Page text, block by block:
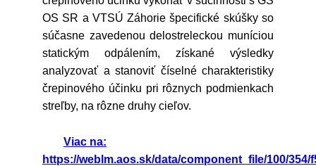
OS SR a VTSÚ Záhorie špecifické skúšky so
súčasne zavedenou delostreleckou muníciou
statickým odpálením, získané výsledky
analyzovať a stanoviť číselné charakteristiky
črepinového účinku pri rôznych podmienkach
streľby, na rôzne druhy cieľov.
Viac na:
https://weblm.aos.sk/data/component_file/100/354/